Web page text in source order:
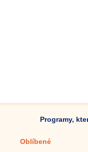
Programy,
Oblíbené